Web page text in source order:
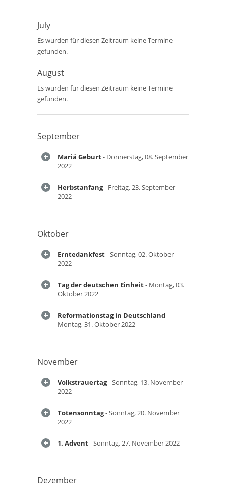
July
Es wurden für diesen Zeitraum keine Termine
gefunden.
August
Es wurden für diesen Zeitraum keine Termine
gefunden.
September
Mariä Geburt- Donnerstag, 08. September
2022
Herbstanfang- Freitag, 23. September
2022
Oktober
Erntedankfest- Sonntag, 02. Oktober
2022
Tag der deutschen Einheit- Montag, 03.
Oktober 2022
Reformationstag in Deutschland-
Montag, 31. Oktober 2022
November
Volkstrauertag- Sonntag, 13. November
2022
Totensonntag- Sonntag, 20. November
2022
1. Advent- Sonntag, 27. November 2022
Dezember